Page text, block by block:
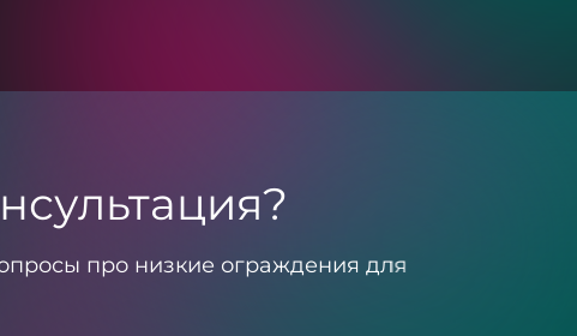
про низкие ограждения для